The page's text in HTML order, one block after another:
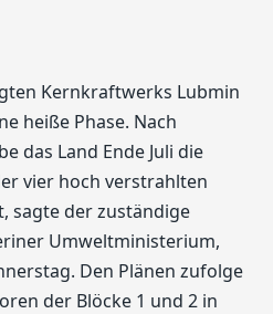
Kernkraftwerks Lubmin
heiße Phase. Nach
das Land Ende Juli die
vier hoch verstrahlten
sagte der zuständige
Umweltministerium,
Den Plänen zufolge
der Blöcke 1 und 2 in